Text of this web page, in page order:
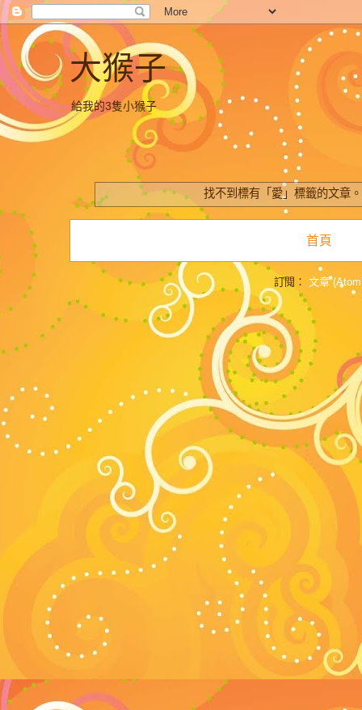
大猴子
給我的3隻小猴子
找不到標有「愛」標籤的文章。
首頁
訂閱： 文章